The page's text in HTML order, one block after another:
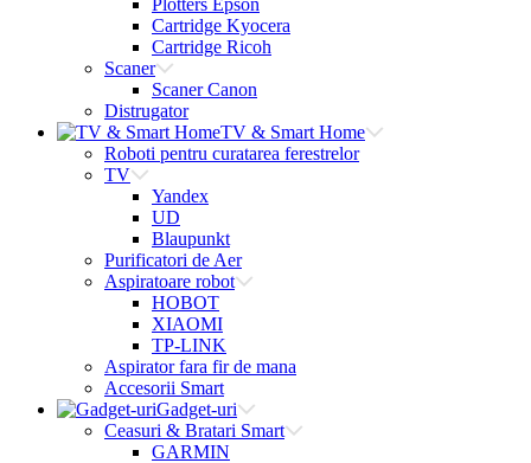
Plotters Epson
Cartridge Kyocera
Cartridge Ricoh
Scaner
Scaner Canon
Distrugator
TV & Smart Home
Roboti pentru curatarea ferestrelor
TV
Yandex
UD
Blaupunkt
Purificatori de Aer
Aspiratoare robot
HOBOT
XIAOMI
TP-LINK
Aspirator fara fir de mana
Accesorii Smart
Gadget-uri
Ceasuri & Bratari Smart
GARMIN